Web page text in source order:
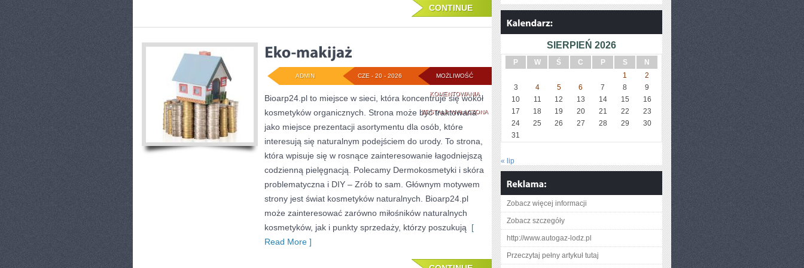
CONTINUE
MOŻLIWOŚĆ
KOMENTOWANIAEKO-
MAKIJAŻ
ZOSTAŁA WYŁĄCZONA
CZE - 20 - 2026
ADMIN
Bioarp24.pl to miejsce w sieci, która koncentruje się wokół
kosmetyków organicznych. Strona może być traktowana
jako miejsce prezentacji asortymentu dla osób, które
interesują się naturalnym podejściem do urody. To strona,
która wpisuje się w rosnące zainteresowanie łagodniejszą
codzienną pielęgnacją. Polecamy Dermokosmetyki i skóra
problematyczna i DIY – Zrób to sam. Głównym motywem
strony jest świat kosmetyków naturalnych. Bioarp24.pl
może zainteresować zarówno miłośników naturalnych
kosmetyków, jak i punkty sprzedaży, którzy poszukują [
Read More ]
SIERPIEŃ 2026
P W Ś C P S
N
1
2
3
4 5 6 7 8
9
10
11 12 13 14 15
16
17
18 19 20 21 22
23
24
25 26 27 28 29
30
31
« lip
Zobacz więcej informacji
Zobacz szczegóły
http://www.autogaz-lodz.pl
Przeczytaj pełny artykuł tutaj